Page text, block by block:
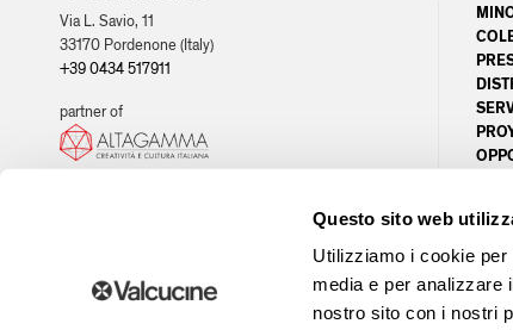
Questo sito web
Utilizziamo i cookie
media e per analizzare
nostro sito con i nostri
Via L. Savio, 11
33170 Pordenone (Italy)
+39 0434 517911
partner of
© 2026 - P.IVA / CF 00407160936 - Capitale Sociale € 2.580.000,00 i.v. - Registro